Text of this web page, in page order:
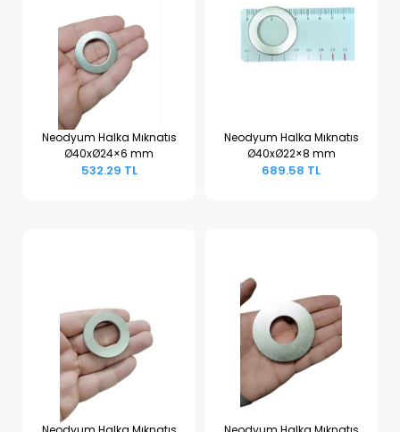
Sepete Ekle
Neodyum Halka Mıknatıs
Ø40xØ24×6 mm
532.29 TL
Sepete Ekle
Neodyum Halka Mıknatıs
Ø40xØ22×8 mm
689.58 TL